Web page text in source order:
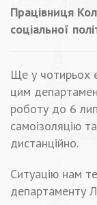
Працівниця
соціальної
Ще у чотирьох є
цим
роботу до 6
самоізоляцію
дистанційно.
Ситуацію нам
департаменту